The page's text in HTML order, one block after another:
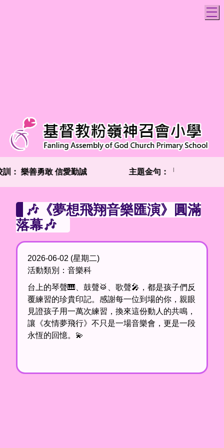
： 樂善勇敢 信愛勤誠 主題金句：「兩個人總比
🎶《夢想飛翔音樂匯演》圓滿
落幕🎶
2026-06-02 (星期二)
活動類別：音樂科
台上的琴聲🎹、鼓聲🥁、歌聲🎤，都是孩子們反
覆練習的珍貴印記。感謝每一位到場的你，親眼
見證孩子用一萬次練習，換來這份動人的共鳴，
讓《友情夢飛行》不只是一場音樂會，更是一段
永恆的回憶。💫